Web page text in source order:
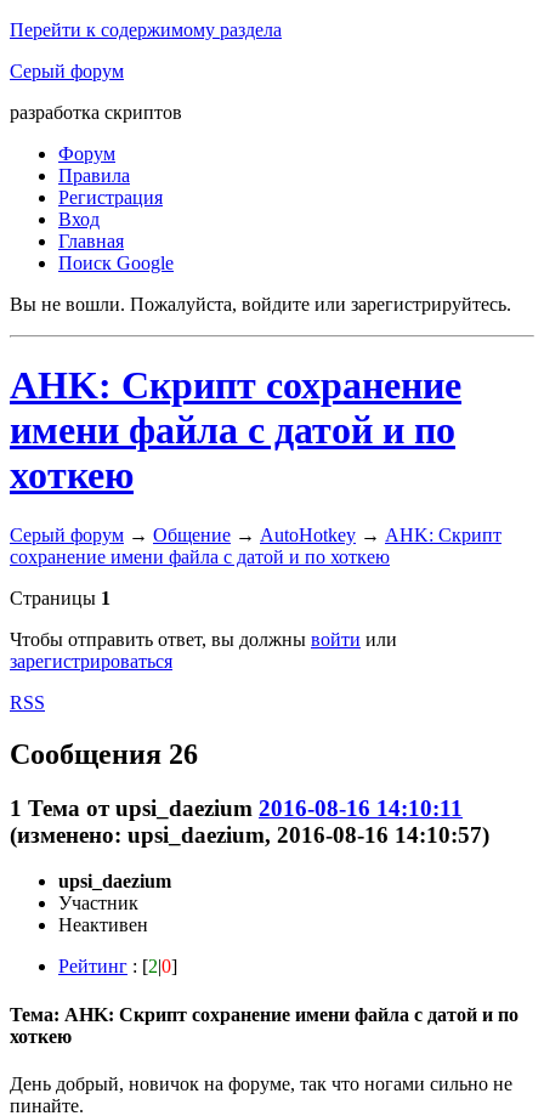
Перейти к содержимому раздела
Серый форум
разработка скриптов
Форум
Правила
Регистрация
Вход
Главная
Поиск Google
Вы не вошли. Пожалуйста, войдите или зарегистрируйтесь.
AHK: Скрипт сохранение
имени файла с датой и по
хоткею
Серый форум → Общение → AutoHotkey → AHK: Скрипт
сохранение имени файла с датой и по хоткею
Страницы 1
Чтобы отправить ответ, вы должны войти или
зарегистрироваться
RSS
Сообщения 26
1 Тема отupsi_daezium 2016-08-16 14:10:11
(изменено: upsi_daezium, 2016-08-16 14:10:57)
upsi_daezium
Участник
Неактивен
Рейтинг : [2|0]
Тема: AHK: Скрипт сохранение имени файла с датой и по
хоткею
День добрый, новичок на форуме, так что ногами сильно не
пинайте.